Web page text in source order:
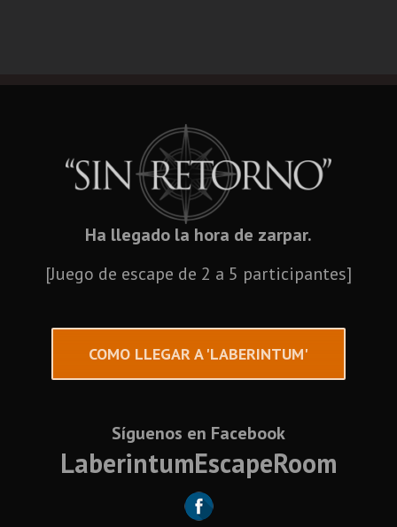
Ha llegado la hora de zarpar.
[Juego de escape de 2 a 5 participantes]
COMO LLEGAR A 'LABERINTUM'
Síguenos en Facebook
LaberintumEscapeRoom